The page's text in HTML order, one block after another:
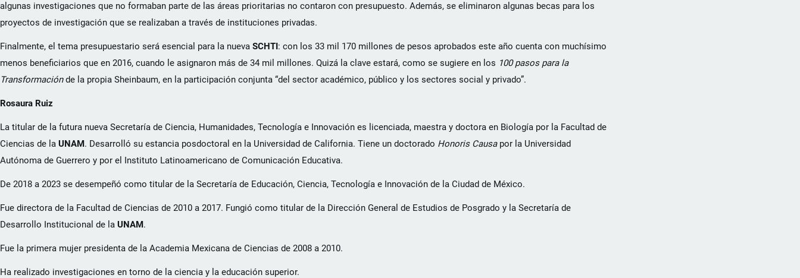
algunas investigaciones que no formaban parte de las áreas prioritarias no contaron con presupuesto. Además, se eliminaron algunas becas para los
proyectos de investigación que se realizaban a través de instituciones privadas.
Finalmente, el tema presupuestario será esencial para la nueva SCHTI: con los 33 mil 170 millones de pesos aprobados este año cuenta con muchísimo
menos beneficiarios que en 2016, cuando le asignaron más de 34 mil millones. Quizá la clave estará, como se sugiere en los 100 pasos para la
Transformaciónde la propia Sheinbaum, en la participación conjunta “del sector académico, público y los sectores social y privado”.
Rosaura Ruiz
La titular de la futura nueva Secretaría de Ciencia, Humanidades, Tecnología e Innovación es licenciada, maestra y doctora en Biología por la Facultad de
Ciencias de la UNAM. Desarrolló su estancia posdoctoral en la Universidad de California. Tiene un doctorado Honoris Causapor la Universidad
Autónoma de Guerrero y por el Instituto Latinoamericano de Comunicación Educativa.
De 2018 a 2023 se desempeñó como titular de la Secretaría de Educación, Ciencia, Tecnología e Innovación de la Ciudad de México.
Fue directora de la Facultad de Ciencias de 2010 a 2017. Fungió como titular de la Dirección General de Estudios de Posgrado y la Secretaría de
Desarrollo Institucional de la UNAM.
Fue la primera mujer presidenta de la Academia Mexicana de Ciencias de 2008 a 2010.
Ha realizado investigaciones en torno de la ciencia y la educación superior.